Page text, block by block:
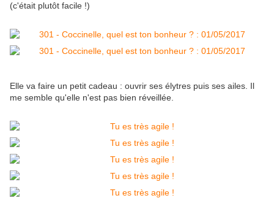
(c'était plutôt facile !)
Elle va faire un petit cadeau : ouvrir ses élytres puis ses ailes. Il
me semble qu'elle n'est pas bien réveillée.